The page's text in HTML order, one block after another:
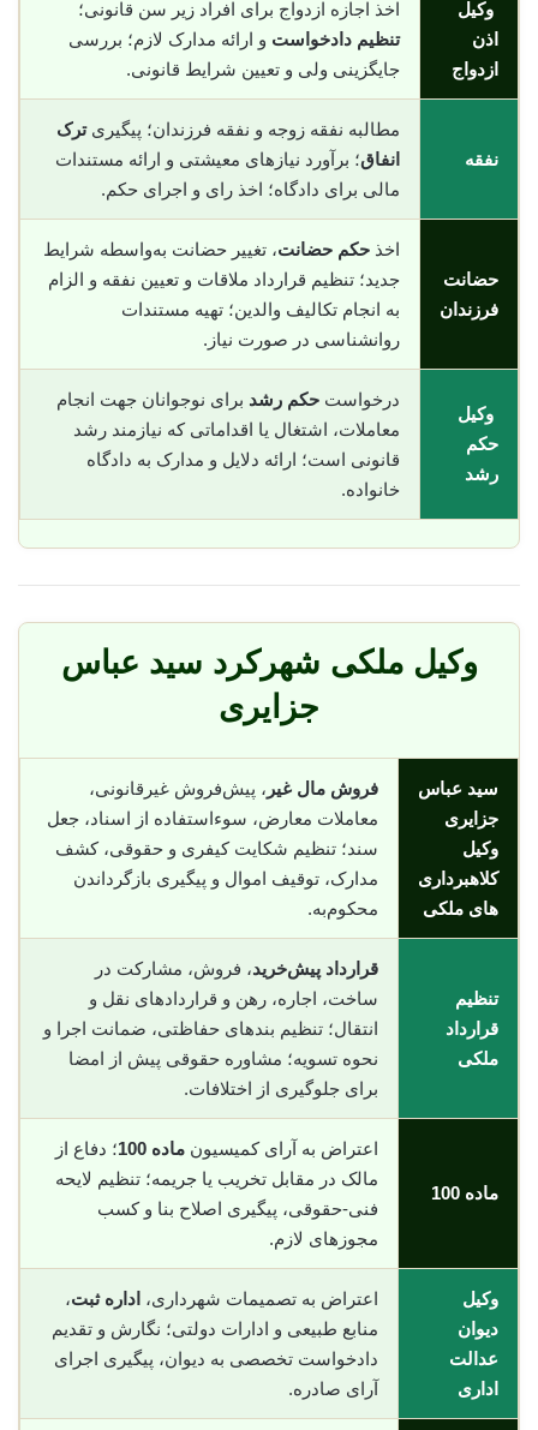
وکیل
اذن
ازدواج
اخذ اجازه ازدواج برای افراد زیر سن قانونی؛
تنظیم دادخواست و ارائه مدارک لازم؛ بررسی
جایگزینی ولی و تعیین شرایط قانونی.
نفقه
مطالبه نفقه زوجه و نفقه فرزندان؛ پیگیریترک
انفاق؛ برآورد نیازهای معیشتی و ارائه مستندات
مالی برای دادگاه؛ اخذ رای و اجرای حکم.
حضانت
فرزندان
اخذ حکم حضانت، تغییر حضانت به‌واسطه شرایط
جدید؛ تنظیم قرارداد ملاقات و تعیین نفقه و الزام
به انجام تکالیف والدین؛ تهیه مستندات
روانشناسی در صورت نیاز.
وکیل
حکم
رشد
درخواست حکم رشد برای نوجوانان جهت انجام
معاملات، اشتغال یا اقداماتی که نیازمند رشد
قانونی است؛ ارائه دلایل و مدارک به دادگاه
خانواده.
وکیل ملکی شهرکرد سید عباس
جزایری
سید عباس
جزایری
وکیل
کلاهبرداری
های ملکی
فروش مال غیر ، پیش‌فروش غیرقانونی،
معاملات معارض، سوء‌استفاده از اسناد، جعل
سند؛ تنظیم شکایت کیفری و حقوقی، کشف
مدارک، توقیف اموال و پیگیری بازگرداندن
محکوم‌به.
تنظیم
قرارداد
ملکی
قرارداد پیش‌خرید، فروش، مشارکت در
ساخت، اجاره، رهن و قراردادهای نقل و
انتقال؛ تنظیم بندهای حفاظتی، ضمانت اجرا و
نحوه تسویه؛ مشاوره حقوقی پیش از امضا
برای جلوگیری از اختلافات.
ماده 100
اعتراض به آرای کمیسیون ماده 100
؛ دفاع از
مالک در مقابل تخریب یا جریمه؛ تنظیم لایحه
فنی-حقوقی، پیگیری اصلاح بنا و کسب
مجوزهای لازم.
وکیل
دیوان
عدالت
اداری
اعتراض به تصمیمات شهرداری، اداره ثبت،
منابع طبیعی و ادارات دولتی؛ نگارش و تقدیم
دادخواست تخصصی به دیوان، پیگیری اجرای
آرای صادره.